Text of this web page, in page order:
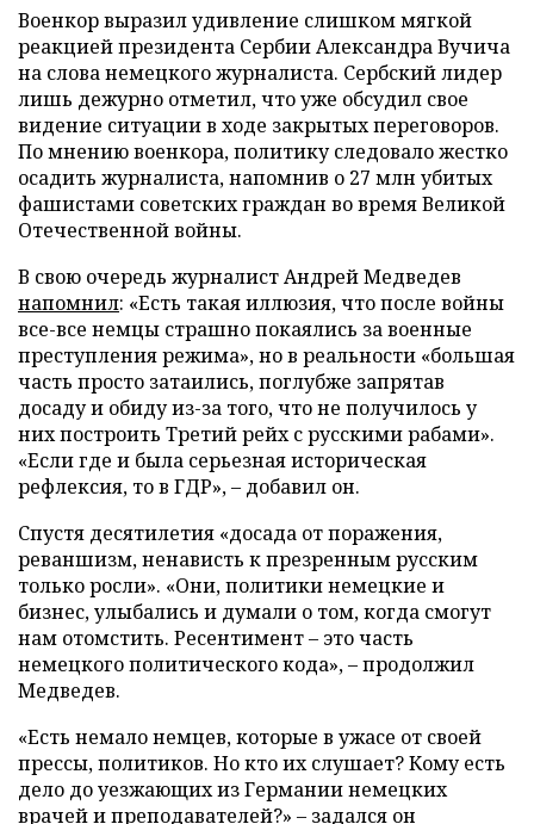
Военкор выразил удивление слишком мягкой
реакцией президента Сербии Александра Вучича
на слова немецкого журналиста. Сербский лидер
лишь дежурно отметил, что уже обсудил свое
видение ситуации в ходе закрытых переговоров.
По мнению военкора, политику следовало жестко
осадить журналиста, напомнив о 27 млн убитых
фашистами советских граждан во время Великой
Отечественной войны.
В свою очередь журналист Андрей Медведев
напомнил: «Есть такая иллюзия, что после войны
все-все немцы страшно покаялись за военные
преступления режима», но в реальности «большая
часть просто затаились, поглубже запрятав
досаду и обиду из-за того, что не получилось у
них построить Третий рейх с русскими рабами».
«Если где и была серьезная историческая
рефлексия, то в ГДР», – добавил он.
Спустя десятилетия «досада от поражения,
реваншизм, ненависть к презренным русским
только росли». «Они, политики немецкие и
бизнес, улыбались и думали о том, когда смогут
нам отомстить. Ресентимент – это часть
немецкого политического кода», – продолжил
Медведев.
«Есть немало немцев, которые в ужасе от своей
прессы, политиков. Но кто их слушает? Кому есть
дело до уезжающих из Германии немецких
врачей и преподавателей?» – задался он